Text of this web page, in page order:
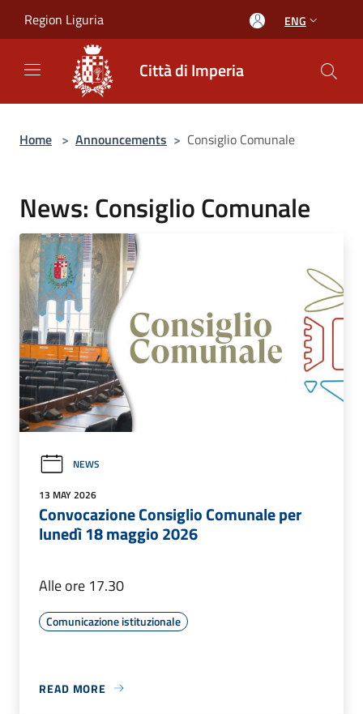
Region Liguria ENG
Città di Imperia
Home > Announcements > Consiglio Comunale
News: Consiglio Comunale
NEWS
13 MAY 2026
Convocazione Consiglio Comunale per
lunedì 18 maggio 2026
Alle ore 17.30
Comunicazione istituzionale
READ MORE